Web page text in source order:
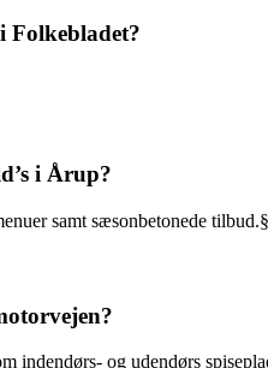
Folkebladet?
i Årup?
samt sæsonbetonede tilbud.§
indendørs- og udendørs